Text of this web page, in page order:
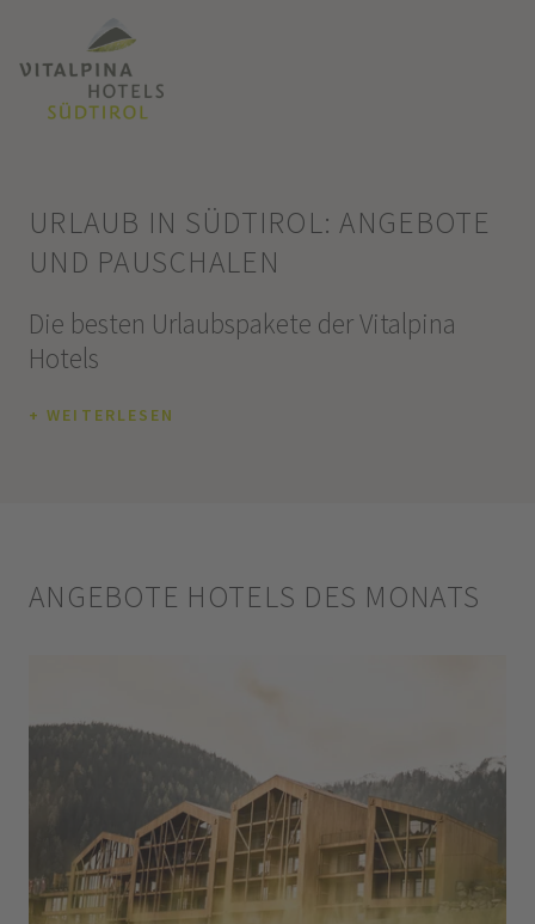
URLAUB IN SÜDTIROL: ANGEBOTE
UND PAUSCHALEN
Die besten Urlaubspakete der Vitalpina
Hotels
+ WEITERLESEN
ANGEBOTE HOTELS DES MONATS